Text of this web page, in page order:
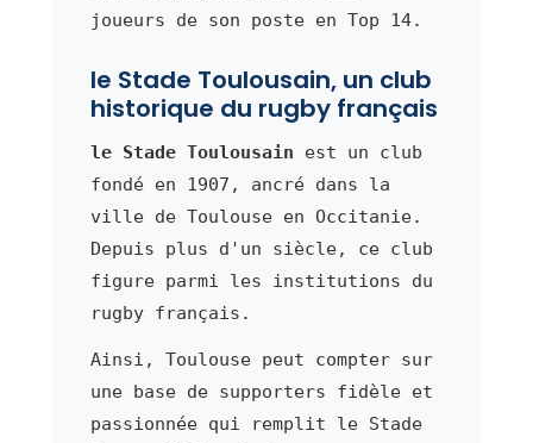
joueurs de son poste en Top 14.
le Stade Toulousain, un club
historique du rugby français
le Stade Toulousain est un club
fondé en 1907, ancré dans la
ville de Toulouse en Occitanie.
Depuis plus d'un siècle, ce club
figure parmi les institutions du
rugby français.
Ainsi, Toulouse peut compter sur
une base de supporters fidèle et
passionnée qui remplit le Stade